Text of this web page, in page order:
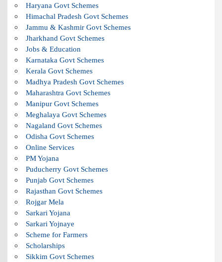
Haryana Govt Schemes
Himachal Pradesh Govt Schemes
Jammu & Kashmir Govt Schemes
Jharkhand Govt Schemes
Jobs & Education
Karnataka Govt Schemes
Kerala Govt Schemes
Madhya Pradesh Govt Schemes
Maharashtra Govt Schemes
Manipur Govt Schemes
Meghalaya Govt Schemes
Nagaland Govt Schemes
Odisha Govt Schemes
Online Services
PM Yojana
Puducherry Govt Schemes
Punjab Govt Schemes
Rajasthan Govt Schemes
Rojgar Mela
Sarkari Yojana
Sarkari Yojnaye
Scheme for Farmers
Scholarships
Sikkim Govt Schemes